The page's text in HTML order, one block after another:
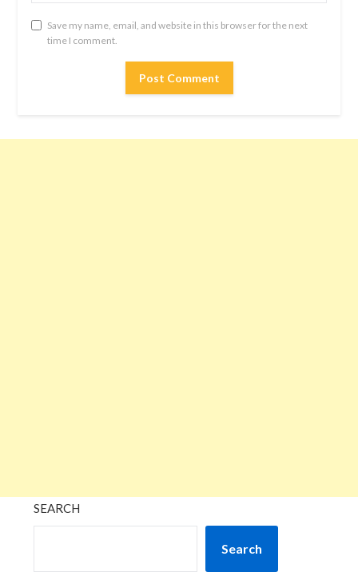
Save my name, email, and website in this browser for the next
time I comment.
SEARCH
Search